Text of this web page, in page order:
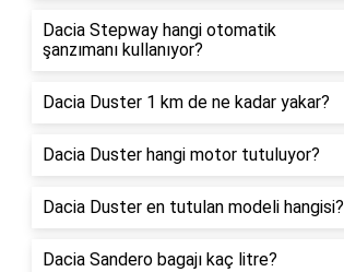
Dacia Stepway hangi otomatik
şanzımanı kullanıyor?
Dacia Duster 1 km de ne kadar yakar?
Dacia Duster hangi motor tutuluyor?
Dacia Duster en tutulan modeli hangisi?
Dacia Sandero bagajı kaç litre?